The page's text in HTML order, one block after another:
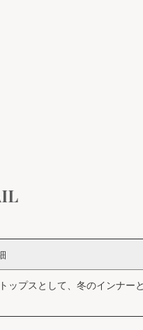
ップスとして、冬のインナー